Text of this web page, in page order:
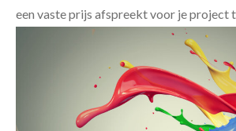
een vaste prijs afspreekt voor je project